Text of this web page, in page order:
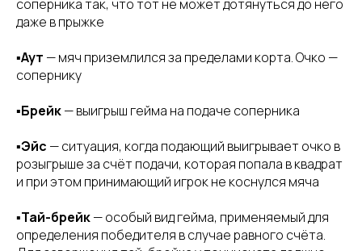
соперника так, что тот не может дотянуться до него
даже в прыжке
▪️Аут — мяч приземлился за пределами корта. Очко —
сопернику
▪️Брейк— выигрыш гейма на подаче соперника
▪️Эйс — ситуация, когда подающий выигрывает очко в
розыгрыше за счёт подачи, которая попала в квадрат
и при этом принимающий игрок не коснулся мяча
▪️Тай-брейк— особый вид гейма, применяемый для
определения победителя в случае равного счёта.